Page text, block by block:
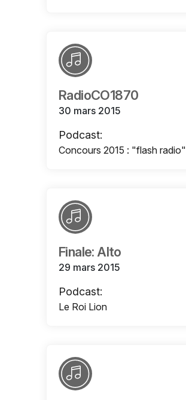
RadioCO1870
30 mars 2015
Podcast:
Concours 2015 : "flash radio"
Finale: Alto
29 mars 2015
Podcast:
Le Roi Lion